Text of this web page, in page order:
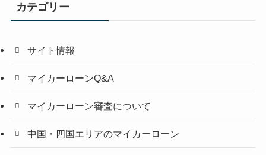
カテゴリー
サイト情報
マイカーローンQ&A
マイカーローン審査について
中国・四国エリアのマイカーローン